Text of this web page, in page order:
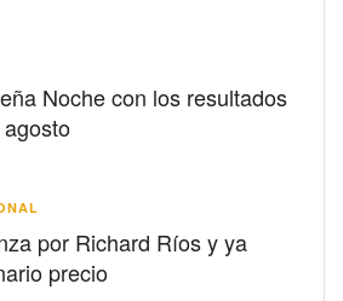
Noche con los resultados
por Richard Ríos y ya
precio